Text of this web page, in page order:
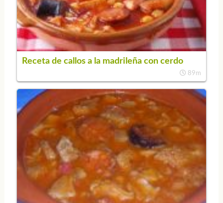
Receta de callos a la madrileña con cerdo
89m